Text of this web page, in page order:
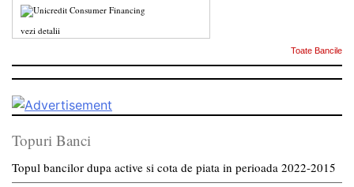
vezi detalii
Toate Bancile
Topuri Banci
Topul bancilor dupa active si cota de piata in perioada 2022-2015